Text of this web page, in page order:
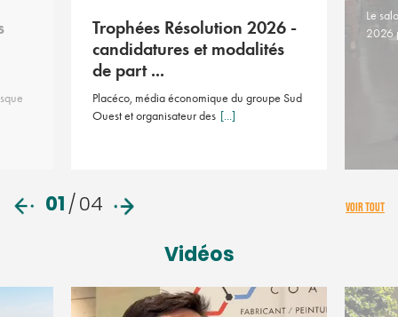
Trophées Résolution 2026 -
candidatures et modalités
de part ...
Placéco, média économique du groupe Sud
Ouest et organisateur des [...]
Le
2026
01/04 VOIR TOUT
Vidéos